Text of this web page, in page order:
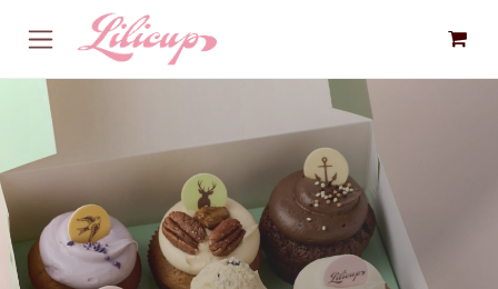
Overslaan naar inhoud